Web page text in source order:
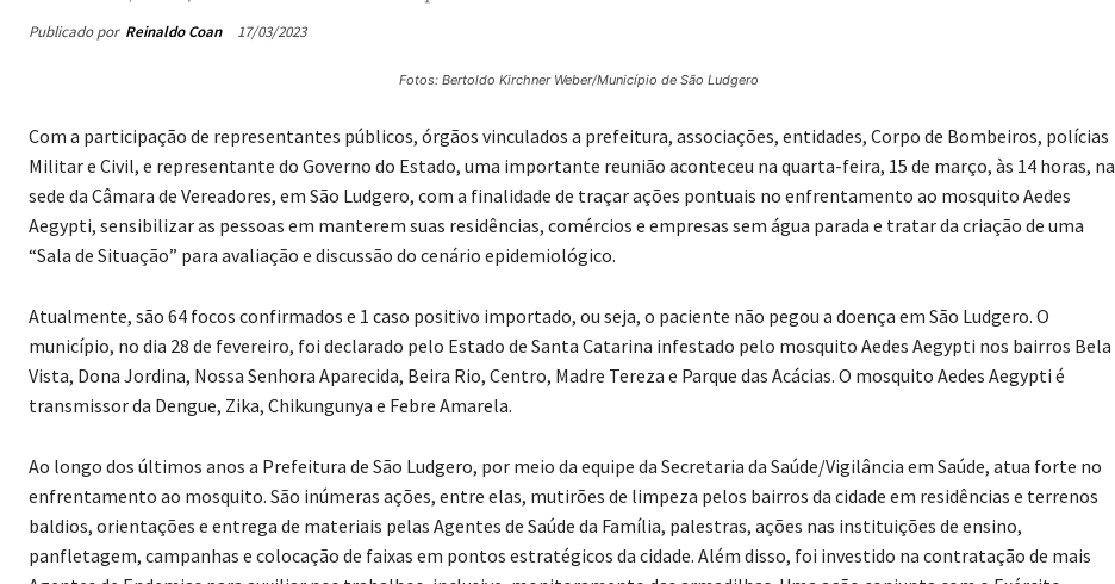
Publicado por Reinaldo Coan 17/03/2023
Fotos: Bertoldo Kirchner Weber/Município de São Ludgero
Com a participação de representantes públicos, órgãos vinculados a prefeitura, associações, entidades, Corpo de Bombeiros, polícias
Militar e Civil, e representante do Governo do Estado, uma importante reunião aconteceu na quarta-feira, 15 de março, às 14 horas, na
sede da Câmara de Vereadores, em São Ludgero, com a finalidade de traçar ações pontuais no enfrentamento ao mosquito Aedes
Aegypti, sensibilizar as pessoas em manterem suas residências, comércios e empresas sem água parada e tratar da criação de uma
“Sala de Situação” para avaliação e discussão do cenário epidemiológico.
Atualmente, são 64 focos confirmados e 1 caso positivo importado, ou seja, o paciente não pegou a doença em São Ludgero. O
município, no dia 28 de fevereiro, foi declarado pelo Estado de Santa Catarina infestado pelo mosquito Aedes Aegypti nos bairros Bela
Vista, Dona Jordina, Nossa Senhora Aparecida, Beira Rio, Centro, Madre Tereza e Parque das Acácias. O mosquito Aedes Aegypti é
transmissor da Dengue, Zika, Chikungunya e Febre Amarela.
Ao longo dos últimos anos a Prefeitura de São Ludgero, por meio da equipe da Secretaria da Saúde/Vigilância em Saúde, atua forte no
enfrentamento ao mosquito. São inúmeras ações, entre elas, mutirões de limpeza pelos bairros da cidade em residências e terrenos
baldios, orientações e entrega de materiais pelas Agentes de Saúde da Família, palestras, ações nas instituições de ensino,
panfletagem, campanhas e colocação de faixas em pontos estratégicos da cidade. Além disso, foi investido na contratação de mais